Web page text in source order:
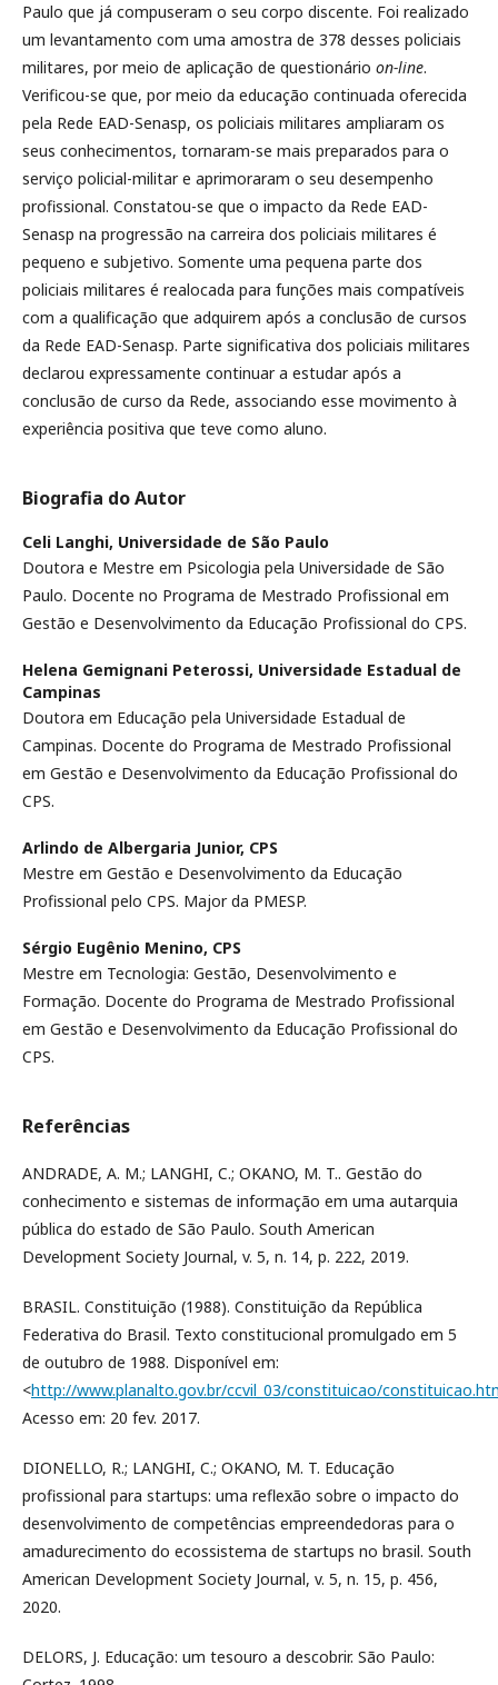
Paulo que já compuseram o seu corpo discente. Foi realizado
um levantamento com uma amostra de 378 desses policiais
militares, por meio de aplicação de questionário on-line.
Verificou-se que, por meio da educação continuada oferecida
pela Rede EAD-Senasp, os policiais militares ampliaram os
seus conhecimentos, tornaram-se mais preparados para o
serviço policial-militar e aprimoraram o seu desempenho
profissional. Constatou-se que o impacto da Rede EAD-
Senasp na progressão na carreira dos policiais militares é
pequeno e subjetivo. Somente uma pequena parte dos
policiais militares é realocada para funções mais compatíveis
com a qualificação que adquirem após a conclusão de cursos
da Rede EAD-Senasp. Parte significativa dos policiais militares
declarou expressamente continuar a estudar após a
conclusão de curso da Rede, associando esse movimento à
experiência positiva que teve como aluno.
Biografia do Autor
Celi Langhi, Universidade de São Paulo
Doutora e Mestre em Psicologia pela Universidade de São
Paulo. Docente no Programa de Mestrado Profissional em
Gestão e Desenvolvimento da Educação Profissional do CPS.
Helena Gemignani Peterossi, Universidade Estadual de
Campinas
Doutora em Educação pela Universidade Estadual de
Campinas. Docente do Programa de Mestrado Profissional
em Gestão e Desenvolvimento da Educação Profissional do
CPS.
Arlindo de Albergaria Junior, CPS
Mestre em Gestão e Desenvolvimento da Educação
Profissional pelo CPS. Major da PMESP.
Sérgio Eugênio Menino, CPS
Mestre em Tecnologia: Gestão, Desenvolvimento e
Formação. Docente do Programa de Mestrado Profissional
em Gestão e Desenvolvimento da Educação Profissional do
CPS.
Referências
ANDRADE, A. M.; LANGHI, C.; OKANO, M. T.. Gestão do
conhecimento e sistemas de informação em uma autarquia
pública do estado de São Paulo. South American
Development Society Journal, v. 5, n. 14, p. 222, 2019.
BRASIL. Constituição (1988). Constituição da República
Federativa do Brasil. Texto constitucional promulgado em 5
de outubro de 1988. Disponível em:
<http://www.planalto.gov.br/ccvil_03/constituicao/
Acesso em: 20 fev. 2017.
DIONELLO, R.; LANGHI, C.; OKANO, M. T. Educação
profissional para startups: uma reflexão sobre o impacto do
desenvolvimento de competências empreendedoras para o
amadurecimento do ecossistema de startups no brasil. South
American Development Society Journal, v. 5, n. 15, p. 456,
2020.
DELORS, J. Educação: um tesouro a descobrir. São Paulo: